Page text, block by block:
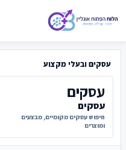
עסקים ובעלי מקצוע
עסקים
עסקים
חיפוש עסקים מקומיים, מבצעים
ומוצרים